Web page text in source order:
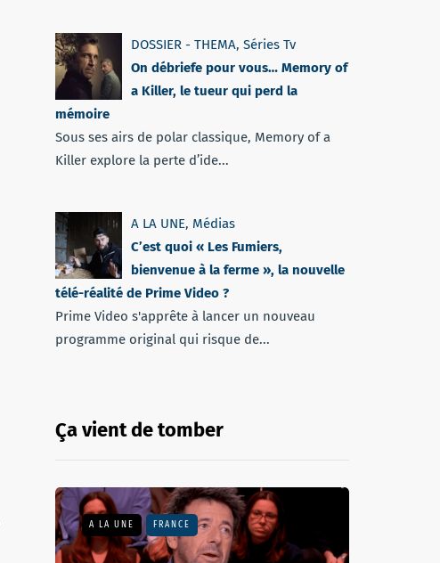
DOSSIER - THEMA, Séries Tv
On débriefe pour vous… Memory of
a Killer, le tueur qui perd la
mémoire
Sous ses airs de polar classique, Memory of a
Killer explore la perte d’ide...
A LA UNE, Médias
C’est quoi « Les Fumiers,
bienvenue à la ferme », la nouvelle
télé-réalité de Prime Video ?
Prime Video s'apprête à lancer un nouveau
programme original qui risque de...
Ça vient de tomber
A LA UNE FRANCE